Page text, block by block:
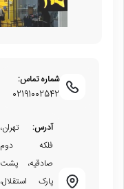
شماره تماس:
02191002542
آدرس: تهران،
فلکه دوم
صادقیه، پشت
پارک استقلال،